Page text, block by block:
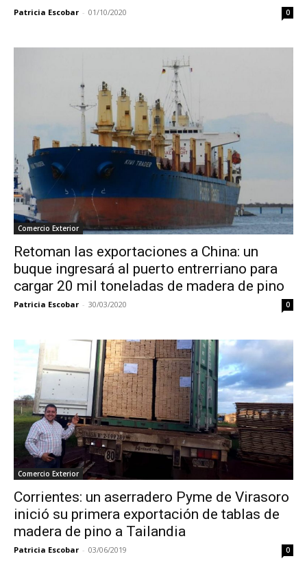
Patricia Escobar - 01/10/2020 0
Comercio Exterior
Retoman las exportaciones a China: un
buque ingresará al puerto entrerriano para
cargar 20 mil toneladas de madera de pino
Patricia Escobar - 30/03/2020 0
Comercio Exterior
Corrientes: un aserradero Pyme de Virasoro
inició su primera exportación de tablas de
madera de pino a Tailandia
Patricia Escobar - 03/06/2019 0